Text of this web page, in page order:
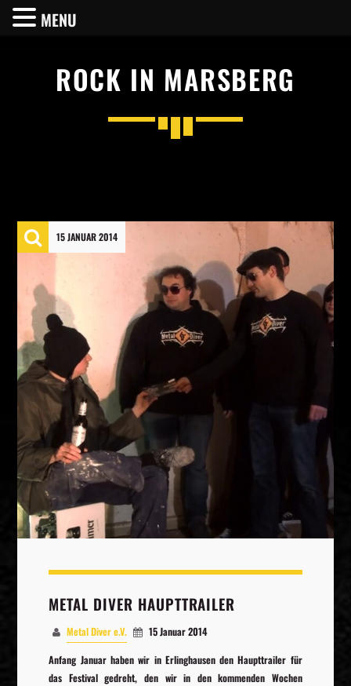
Facebook
Pinterest
ROCK IN MARSBERG
15 JANUAR 2014
METAL DIVER HAUPTTRAILER
Metal Diver e.V.
15 Januar 2014
Anfang Januar haben wir in Erlinghausen den Haupttrailer für
das Festival gedreht, den wir in den kommenden Wochen
MENU